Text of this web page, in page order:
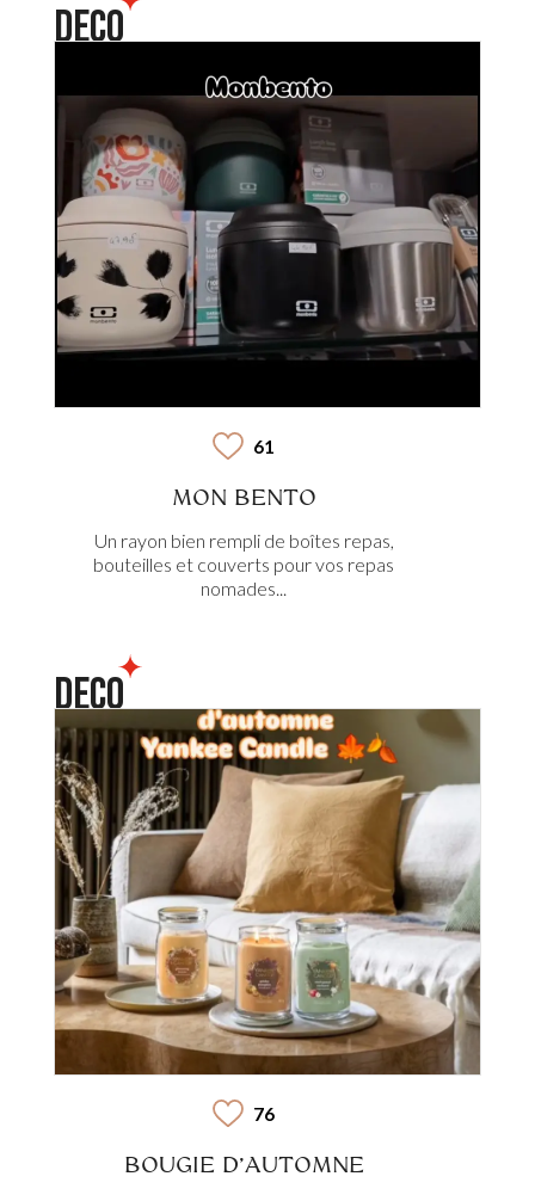
DECO
61
MON BENTO
Un rayon bien rempli de boîtes repas,
bouteilles et couverts pour vos repas
nomades...
DECO
76
BOUGIE D’AUTOMNE